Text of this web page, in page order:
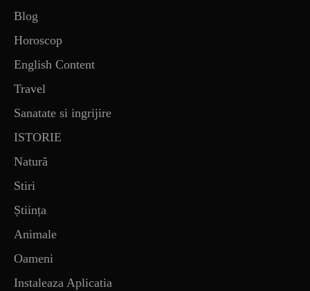
Blog
Horoscop
English Content
Travel
Sanatate si ingrijire
ISTORIE
Natură
Stiri
Știința
Animale
Oameni
Instaleaza Aplicatia